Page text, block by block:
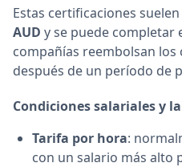
Estas certificaciones
AUD y se puede completar
compañías reembolsan los
después de un período de
Condiciones salariales y
Tarifa por hora:
con un salario más alto